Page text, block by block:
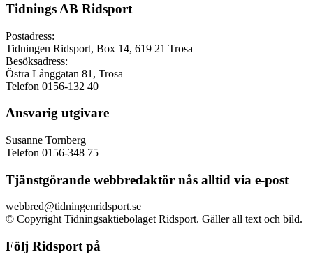
Tidnings AB Ridsport
Postadress:
Tidningen Ridsport, Box 14, 619 21 Trosa
Besöksadress:
Östra Långgatan 81, Trosa
Telefon 0156-132 40
Ansvarig utgivare
Susanne Tornberg
Telefon 0156-348 75
Tjänstgörande webbredaktör nås alltid via e-post
webbred@tidningenridsport.se
© Copyright Tidningsaktiebolaget Ridsport. Gäller all text och bild.
Följ Ridsport på